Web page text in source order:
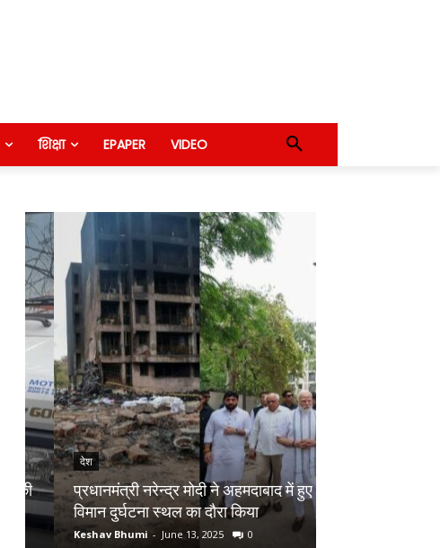
शिक्षा EPAPER VIDEO
देश
प्रधानमंत्री नरेन्द्र मोदी ने अहमदाबाद में हुए
विमान दुर्घटना स्थल का दौरा किया
Keshav Bhumi - June 13, 2025 0